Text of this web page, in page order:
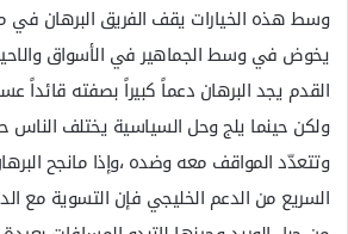
وسط هذه الخيارات يقف الفريق البرهان في
يخوض في وسط الجماهير في الأسواق
القدم يجد البرهان دعماً كبيراً بصفته قائداً
ولكن حينما يلج وحل السياسية يختلف الناس
وتتعدّد المواقف معه وضده ،وإذا مانجح
السريع من الدعم الخليجي فإن التسوية مع